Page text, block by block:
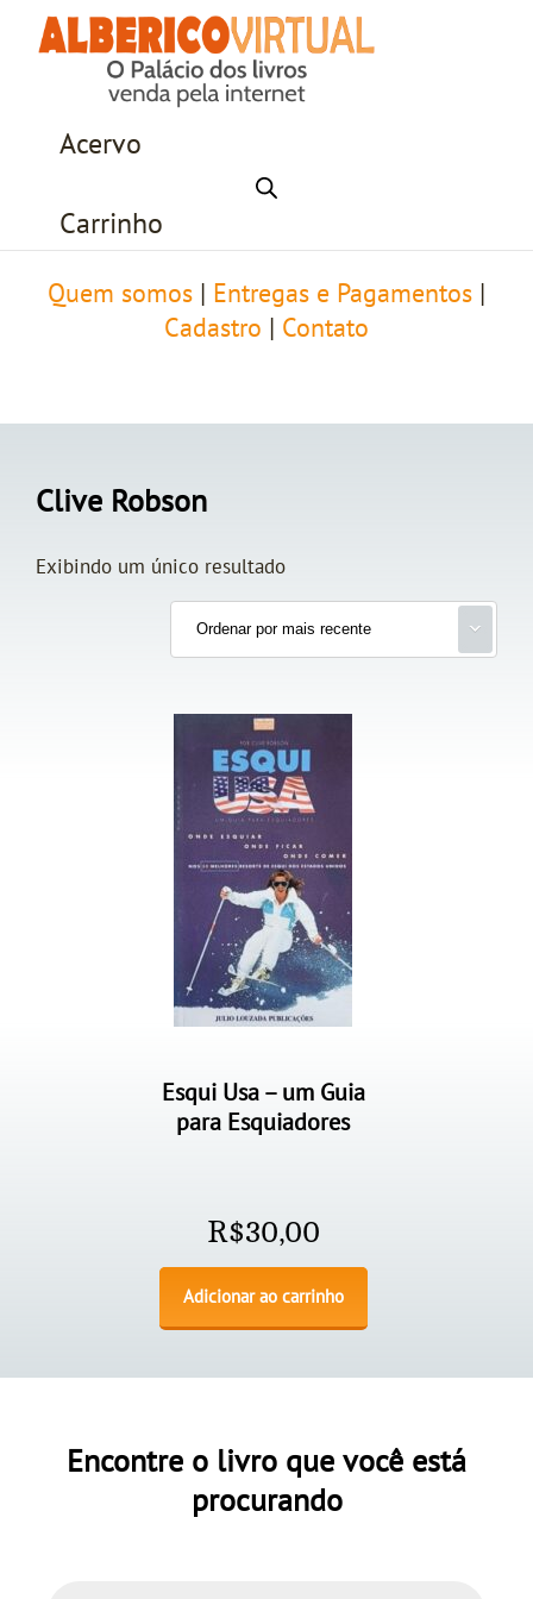
Acervo
Carrinho
Quem somos Entregas e Pagamentos
Cadastro
Contato
Clive Robson
Exibindo um único resultado
Esqui Usa – um Guia
para Esquiadores
R$30,00
Adicionar ao carrinho
Encontre o livro que você está
procurando